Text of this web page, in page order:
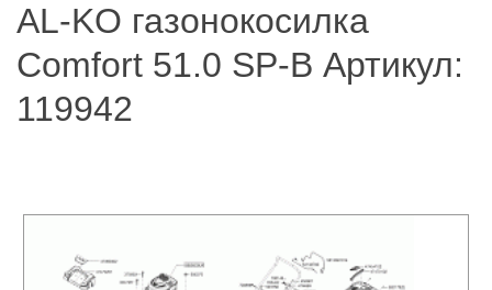
AL-KO газонокосилка
Comfort 51.0 SP-B Артикул:
119942